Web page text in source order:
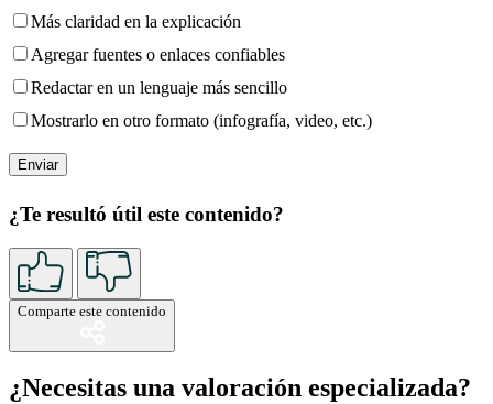
Más claridad en la explicación
Agregar fuentes o enlaces confiables
Redactar en un lenguaje más sencillo
Mostrarlo en otro formato (infografía, video, etc.)
¿Te resultó útil este contenido?
Comparte este contenido
¿Necesitas una valoración especializada?